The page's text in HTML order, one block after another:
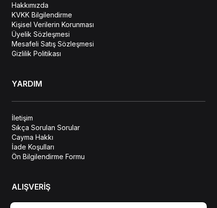
Hakkımızda
KVKK Bilgilendirme
Kişisel Verilerin Korunması
Üyelik Sözleşmesi
Mesafeli Satış Sözleşmesi
Gizlilik Politikası
YARDIM
İletişim
Sıkça Sorulan Sorular
Cayma Hakkı
İade Koşulları
Ön Bilgilendirme Formu
ALIŞVERİŞ